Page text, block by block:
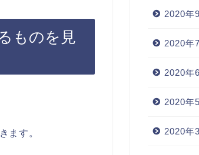
ものを見
ます。
2020年
2020年
2020年
2020年
2020年